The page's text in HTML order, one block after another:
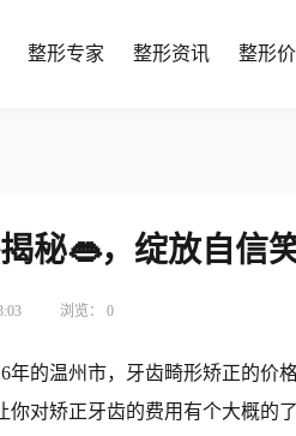
整形专家 整形资讯 整形
秘👄，绽放自信笑
浏览：0
的温州市，牙齿畸形矫正的价
对矫正牙齿的费用有个大概的